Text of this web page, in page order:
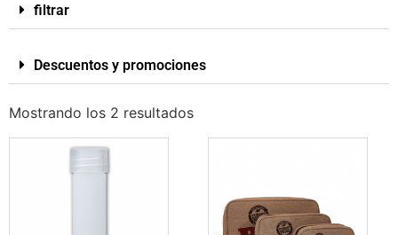
filtrar
Descuentos y promociones
Mostrando los 2 resultados